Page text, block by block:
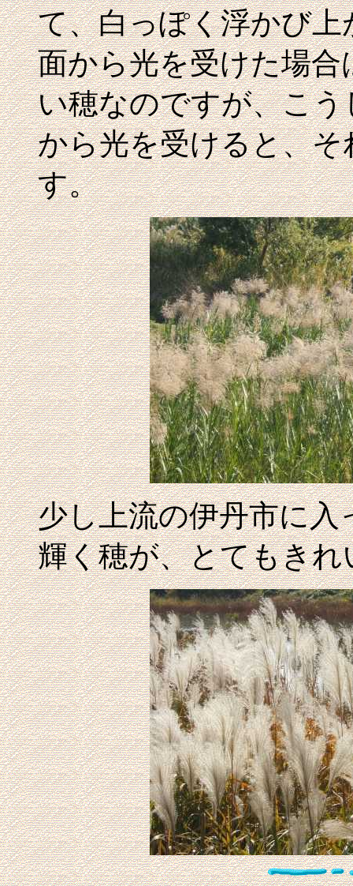
て、白っぽく浮かび
面から光を受けた場
い穂なのですが、こ
から光を受けると、
す。
少し上流の伊丹市に
輝く穂が、とてもきれ